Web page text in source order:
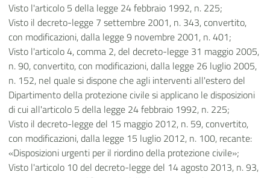
Visto l'articolo 5 della legge 24 febbraio 1992, n. 225;
Visto il decreto-legge 7 settembre 2001, n. 343, convertito,
con modificazioni, dalla legge 9 novembre 2001, n. 401;
Visto l'articolo 4, comma 2, del decreto-legge 31 maggio 2005,
n. 90, convertito, con modificazioni, dalla legge 26 luglio 2005,
n. 152, nel quale si dispone che agli interventi all'estero del
Dipartimento della protezione civile si applicano le disposizioni
di cui all'articolo 5 della legge 24 febbraio 1992, n. 225;
Visto il decreto-legge del 15 maggio 2012, n. 59, convertito,
con modificazioni, dalla legge 15 luglio 2012, n. 100, recante:
«Disposizioni urgenti per il riordino della protezione civile»;
Visto l'articolo 10 del decreto-legge del 14 agosto 2013, n. 93,